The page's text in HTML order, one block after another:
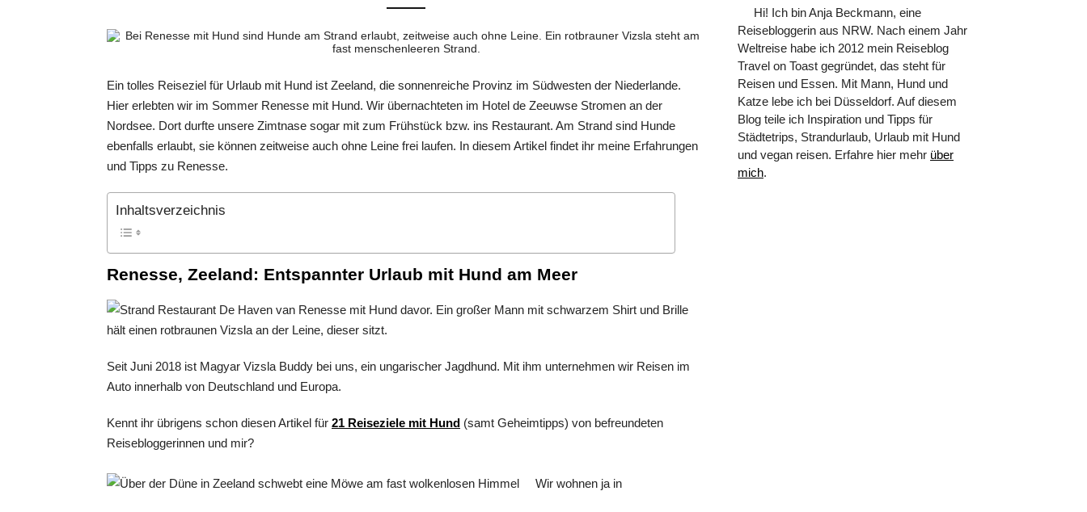
Ein tolles Reiseziel für Urlaub mit Hund ist Zeeland, die sonnenreiche Provinz im Südwesten der Niederlande.
Hier erlebten wir im Sommer Renesse mit Hund. Wir übernachteten im Hotel de Zeeuwse Stromen an der
Nordsee. Dort durfte unsere Zimtnase sogar mit zum Frühstück bzw. ins Restaurant. Am Strand sind Hunde
ebenfalls erlaubt, sie können zeitweise auch ohne Leine frei laufen. In diesem Artikel findet ihr meine Erfahrungen
und Tipps zu Renesse.
Inhaltsverzeichnis
Renesse, Zeeland: Entspannter Urlaub mit Hund am Meer
Seit Juni 2018 ist Magyar Vizsla Buddy bei uns, ein ungarischer Jagdhund. Mit ihm unternehmen wir Reisen im
Auto innerhalb von Deutschland und Europa.
Kennt ihr übrigens schon diesen Artikel für 21 Reiseziele mit Hund (samt Geheimtipps) von befreundeten
Reisebloggerinnen und mir?
Wir wohnen ja in
Hi! Ich bin Anja Beckmann, eine
Reisebloggerin aus NRW. Nach einem Jahr
Weltreise habe ich 2012 mein Reiseblog
Travel on Toast gegründet, das steht für
Reisen und Essen. Mit Mann, Hund und
Katze lebe ich bei Düsseldorf. Auf diesem
Blog teile ich Inspiration und Tipps für
Städtetrips, Strandurlaub, Urlaub mit Hund
und vegan reisen. Erfahre hier mehr über
mich.